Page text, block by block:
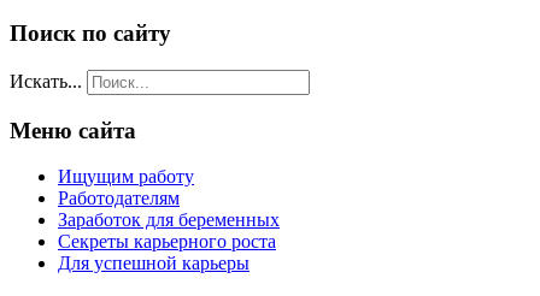
Поиск по сайту
Искать...
Меню сайта
Ищущим работу
Работодателям
Заработок для беременных
Секреты карьерного роста
Для успешной карьеры